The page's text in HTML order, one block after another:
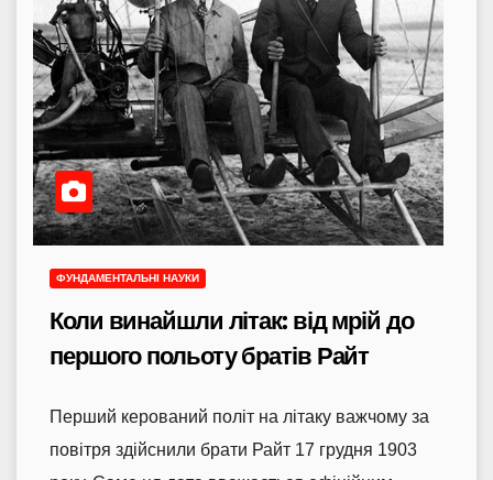
ФУНДАМЕНТАЛЬНІ НАУКИ
Коли винайшли літак: від мрій до
першого польоту братів Райт
Перший керований політ на літаку важчому за
повітря здійснили брати Райт 17 грудня 1903